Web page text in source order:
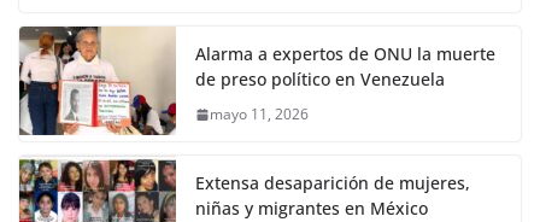
Alarma a expertos de ONU la muerte
de preso político en Venezuela
mayo 11, 2026
Extensa desaparición de mujeres,
niñas y migrantes en México